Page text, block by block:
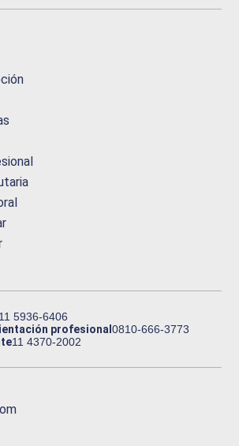
5936-6406
profesional0810-666-3773
11 4370-2002